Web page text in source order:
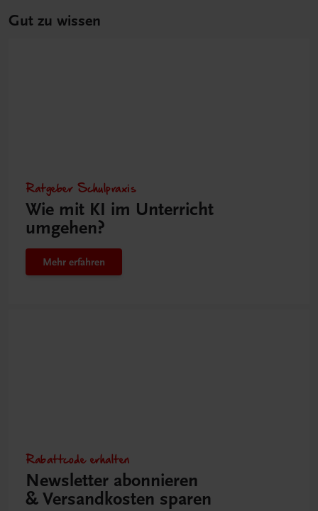
Gut zu wissen
Ratgeber Schulpraxis
Wie mit KI im Unterricht
umgehen?
Mehr erfahren
Rabattcode erhalten
Newsletter abonnieren
& Versandkosten sparen